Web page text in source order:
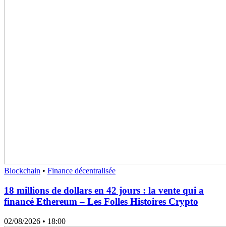
Blockchain • Finance décentralisée
18 millions de dollars en 42 jours : la vente qui a
financé Ethereum – Les Folles Histoires Crypto
02/08/2026 • 18:00